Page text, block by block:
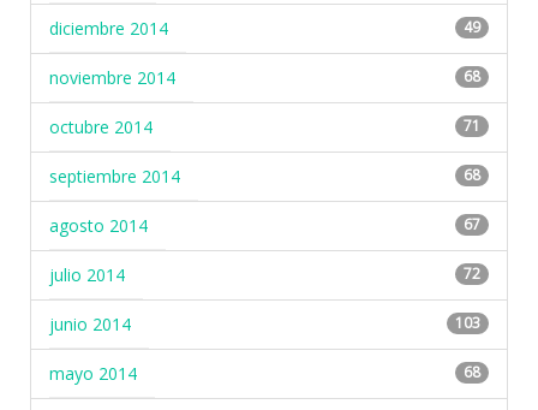
diciembre 2014 49
noviembre 2014 68
octubre 2014 71
septiembre 2014 68
agosto 2014 67
julio 2014 72
junio 2014 103
mayo 2014 68